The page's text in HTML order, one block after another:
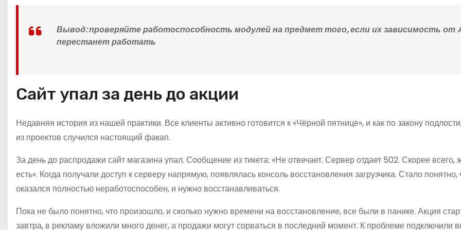
Вывод:проверяйте работоспособность модулей на предмет того, если их зависимость от
перестанет работать
Сайт упал за день до акции
Недавняя история из нашей практики. Все клиенты активно готовится к «Чёрной пятнице», и как по закону
из проектов случился настоящий факап.
За день до распродажи сайт магазина упал. Сообщение из тикета: «Не отвечает. Сервер отдает 502. Скорее всего,
есть». Когда получали доступ к серверу напрямую, появлялась консоль восстановления загрузчика. Стало понятно,
оказался полностью неработоспособен, и нужно восстанавливаться.
Пока не было понятно, что произошло, и сколько нужно времени на восстановление, все были в панике. Акция
завтра, в рекламу вложили много денег, а продажи могут сорваться в последний момент. К проблеме подключили